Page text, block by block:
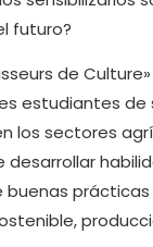
futuro?
de
estudiantes de
los sectores
desarrollar